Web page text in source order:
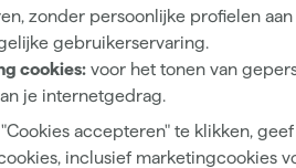
zonder persoonlijke profielen
gebruikerservaring.
cookies: voor het tonen van
je internetgedrag.
accepteren" te klikken,
inclusief marketingcookies
gelijkmatig aan en werk nat in nat
over het oppervlak en werk
na circa 4 uur onder
met de aanbevolen